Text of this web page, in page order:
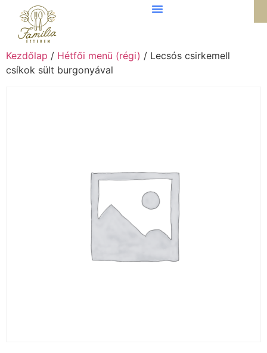
Kezdőlap / Hétfői menü (régi) / Lecsós csirkemell
csíkok sült burgonyával